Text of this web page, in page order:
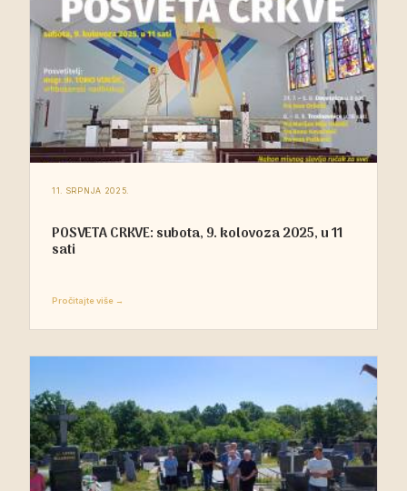
11. SRPNJA 2025.
POSVETA CRKVE: subota, 9. kolovoza 2025, u 11
sati
Pročitajte više →